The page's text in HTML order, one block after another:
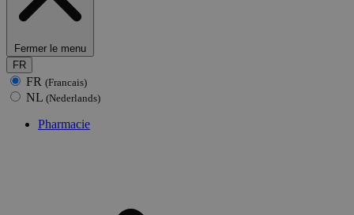
Fermer le menu
FR
FR (Francais)
NL (Nederlands)
Pharmacie